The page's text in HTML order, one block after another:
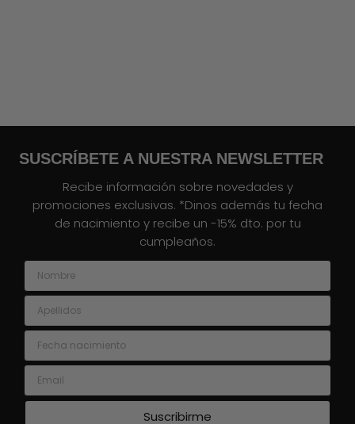
SUSCRÍBETE A NUESTRA NEWSLETTER
Recibe información sobre novedades y
promociones exclusivas. *Dinos además tu fecha
de nacimiento y recibe un -15% dto. por tu
cumpleaños.
Nombre
Apellidos
Fecha nacimiento
Email
Suscribirme